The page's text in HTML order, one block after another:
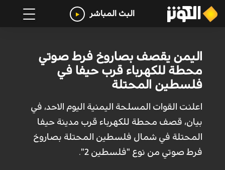
البث المباشر
اليمن يقصف بصاروخ فرط صوتي
محطة للكهرباء قرب حيفا في
فلسطين المحتلة
اعلنت القوات المسلحة اليمنية اليوم الاحد، في
بيان، قصف محطة للكهرباء قرب مدينة حيفا
المحتلة في شمال فلسطين المحتلة بصاروخ
فرط صوتي من نوع "فلسطين 2".